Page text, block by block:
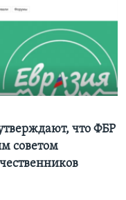
что ФБР
советом